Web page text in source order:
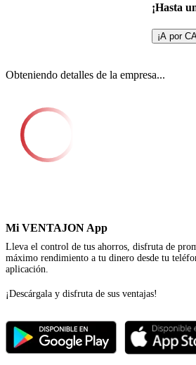
¡Hasta
¡A por
Obteniendo detalles de la empresa...
Mi VENTAJON App
Lleva el control de tus ahorros, disfruta de
máximo rendimiento a tu dinero desde tu
aplicación.
¡Descárgala y disfruta de sus ventajas!